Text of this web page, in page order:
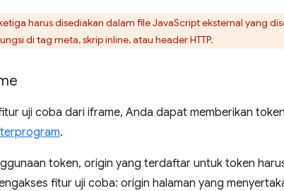
harus disediakan dalam file JavaScript eksternal yang
di tag meta, skrip inline, atau header HTTP.
uji coba dari iframe, Anda dapat memberikan
.
token, origin yang terdaftar untuk token
fitur uji coba: origin halaman yang